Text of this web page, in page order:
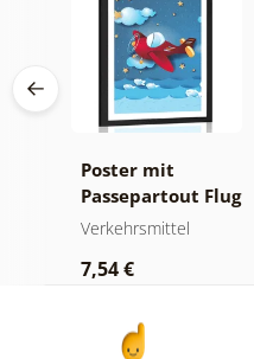
Poster mit
Passepartout Flug
mit dem Flugzeug
Verkehrsmittel
7,54 €